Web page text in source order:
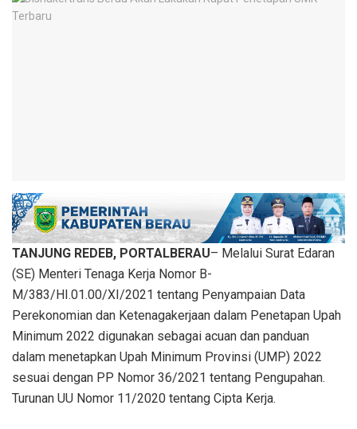
TANJUNG REDEB, PORTALBERAU– Melalui Surat Edaran
(SE) Menteri Tenaga Kerja Nomor B-
M/383/HI.01.00/XI/2021 tentang Penyampaian Data
Perekonomian dan Ketenagakerjaan dalam Penetapan Upah
Minimum 2022 digunakan sebagai acuan dan panduan
dalam menetapkan Upah Minimum Provinsi (UMP) 2022
sesuai dengan PP Nomor 36/2021 tentang Pengupahan.
Turunan UU Nomor 11/2020 tentang Cipta Kerja.